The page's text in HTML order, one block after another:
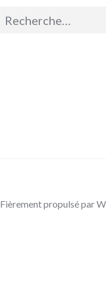
Recherche
Fièrement propulsé par